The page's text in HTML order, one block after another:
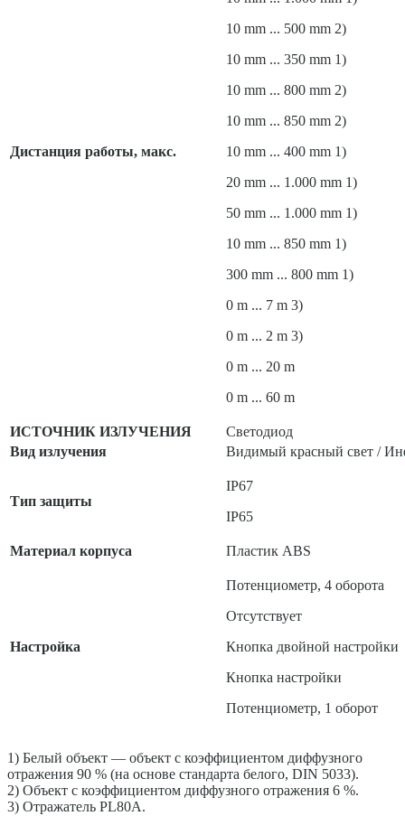
Дистанция работы, макс.
10 mm ... 500 mm 2)
10 mm ... 350 mm 1)
10 mm ... 800 mm 2)
10 mm ... 850 mm 2)
10 mm ... 400 mm 1)
20 mm ... 1.000 mm 1)
50 mm ... 1.000 mm 1)
10 mm ... 850 mm 1)
300 mm ... 800 mm 1)
0 m ... 7 m 3)
0 m ... 2 m 3)
0 m ... 20 m
0 m ... 60 m
ИСТОЧНИК ИЗЛУЧЕНИЯ
Светодиод
Вид излучения
Видимый красный свет /
Тип защиты
IP67
IP65
Материал корпуса Пластик ABS
Настройка
Потенциометр, 4 оборота
Отсутствует
Кнопка двойной настройки
Кнопка настройки
Потенциометр, 1 оборот
1) Белый объект — объект с коэффициентом диффузного
отражения 90 % (на основе стандарта белого, DIN 5033).
2) Объект с коэффициентом диффузного отражения 6 %.
3) Отражатель PL80A.